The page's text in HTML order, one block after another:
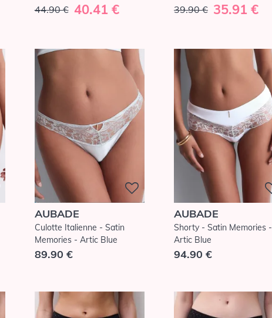
44.90 € 40.41 € 39.90 € 35.91 €
AUBADE
Culotte Italienne - Satin
Memories - Artic Blue
89.90 €
AUBADE
Shorty - Satin Memories -
Artic Blue
94.90 €